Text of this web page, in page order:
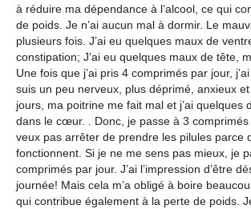
à réduire ma dépendance à l’alcool, ce qui
de poids. Je n’ai aucun mal à dormir. Le
plusieurs fois. J’ai eu quelques maux de
constipation; J’ai eu quelques maux de tête,
Une fois que j’ai pris 4 comprimés par jour,
suis un peu nerveux, plus déprimé, anxieux
jours, ma poitrine me fait mal et j’ai quelques
dans le cœur. . Donc, je passe à 3
veux pas arrêter de prendre les pilules parce
fonctionnent. Si je ne me sens pas mieux, je
comprimés par jour. J’ai l’impression d’être
journée! Mais cela m’a obligé à boire
qui contribue également à la perte de poids.